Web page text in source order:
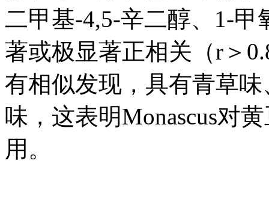
二甲基-4,5-辛二醇、1-
著或极显著正相关（r＞
有相似发现，具有青草
味，这表明Monascus对
用。